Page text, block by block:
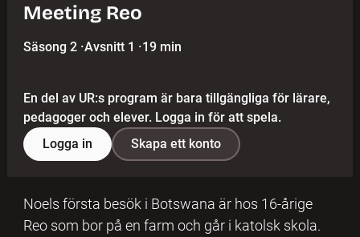
Meeting Reo
Säsong 2 ·Avsnitt 1 ·19 min
En del av UR:s program är bara tillgängliga för lärare,
pedagoger och elever. Logga in för att spela.
Logga in
Skapa ett konto
Noels första besök i Botswana är hos 16-årige
Reo som bor på en farm och går i katolsk skola.